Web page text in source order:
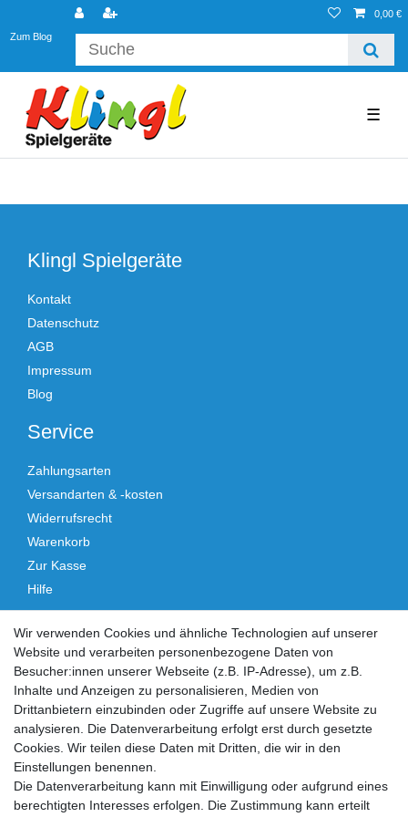
Zum Blog
0,00 €
☰
Klingl Spielgeräte
Kontakt
Datenschutz
AGB
Impressum
Blog
Service
Zahlungsarten
Versandarten & -kosten
Widerrufsrecht
Warenkorb
Zur Kasse
Hilfe
Vertrag widerrufen
Social Media
Facebook Instagram
Sicher einkaufen
Wir verwenden Cookies und ähnliche Technologien auf unserer
Website und verarbeiten personenbezogene Daten von
Besucher:innen unserer Webseite (z.B. IP-Adresse), um z.B.
Inhalte und Anzeigen zu personalisieren, Medien von
Drittanbietern einzubinden oder Zugriffe auf unsere Website zu
analysieren. Die Datenverarbeitung erfolgt erst durch gesetzte
Cookies. Wir teilen diese Daten mit Dritten, die wir in den
Einstellungen benennen.
Die Datenverarbeitung kann mit Einwilligung oder aufgrund eines
berechtigten Interesses erfolgen. Die Zustimmung kann erteilt